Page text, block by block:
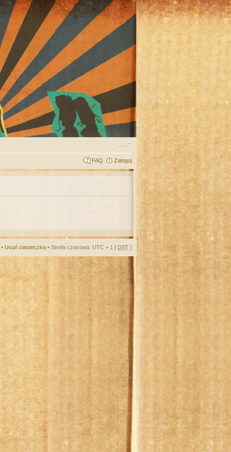
FAQ Zaloguj
• Usuń ciasteczka • Strefa czasowa: UTC + 1 [ DST ]